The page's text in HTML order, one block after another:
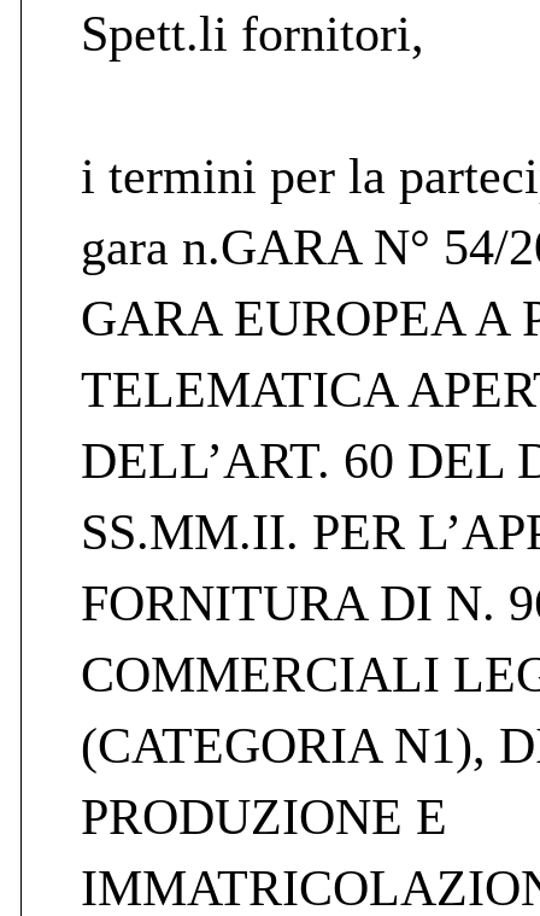
Spett.li fornitori,
i termini per la
gara n.GARA N° 54/
GARA EUROPEA A
TELEMATICA
DELL’ART. 60 DEL
SS.MM.II. PER
FORNITURA DI N.
COMMERCIALI
(CATEGORIA N1),
PRODUZIONE E